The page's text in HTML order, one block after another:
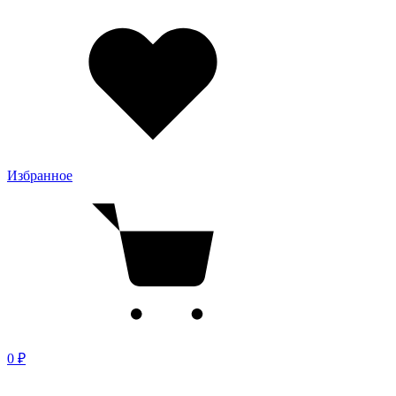
Избранное
0 ₽